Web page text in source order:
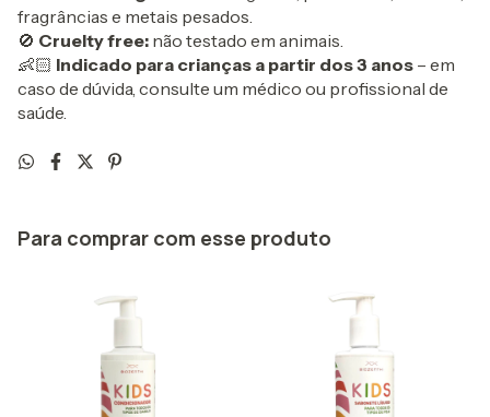
fragrâncias e metais pesados.
🚫 Cruelty free: não testado em animais.
👶🏻 Indicado para crianças a partir dos 3 anos – em
caso de dúvida, consulte um médico ou profissional de
saúde.
Para comprar com esse produto